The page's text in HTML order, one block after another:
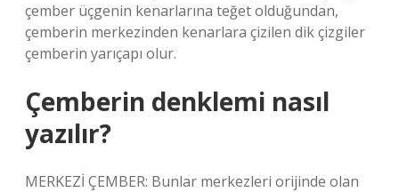
çember üçgenin kenarlarına teğet olduğundan,
çemberin merkezinden kenarlara çizilen dik çizgiler
çemberin yarıçapı olur.
Çemberin denklemi nasıl
yazılır?
MERKEZİ ÇEMBER: Bunlar merkezleri orijinde olan